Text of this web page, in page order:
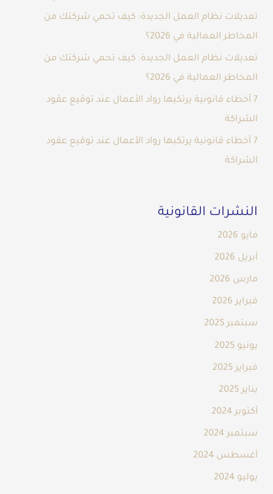
تعديلات نظام العمل الجديدة: كيف تحمي شركتك من
المخاطر العمالية في 2026؟
تعديلات نظام العمل الجديدة: كيف تحمي شركتك من
المخاطر العمالية في 2026؟
7 أخطاء قانونية يرتكبها رواد الأعمال عند توقيع عقود
الشراكة
7 أخطاء قانونية يرتكبها رواد الأعمال عند توقيع عقود
الشراكة
النشرات القانونية
مايو 2026
أبريل 2026
مارس 2026
فبراير 2026
سبتمبر 2025
يونيو 2025
فبراير 2025
يناير 2025
أكتوبر 2024
سبتمبر 2024
أغسطس 2024
يوليو 2024